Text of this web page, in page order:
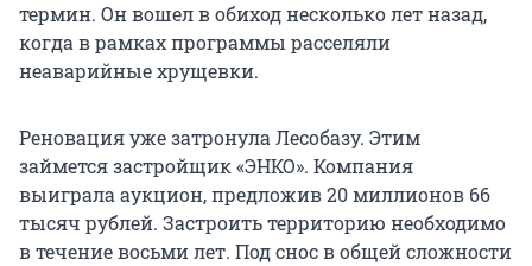
термин. Он вошел в обиход несколько лет назад,
когда в рамках программы расселяли
неаварийные хрущевки.
Реновация уже затронула Лесобазу. Этим
займется застройщик «ЭНКО». Компания
выиграла аукцион, предложив 20 миллионов 66
тысяч рублей. Застроить территорию необходимо
в течение восьми лет. Под снос в общей сложности